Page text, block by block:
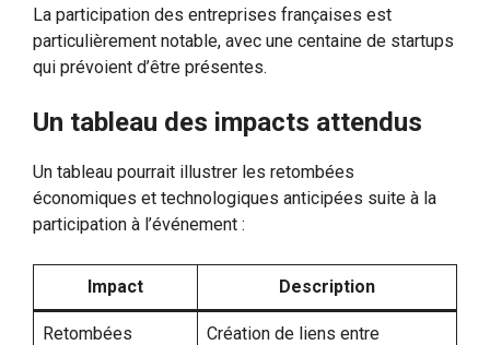
La participation des entreprises françaises est
particulièrement notable, avec une centaine de startups
qui prévoient d’être présentes.
Un tableau des impacts attendus
Un tableau pourrait illustrer les retombées
économiques et technologiques anticipées suite à la
participation à l’événement :
Impact Description
Retombées
Création de liens entre